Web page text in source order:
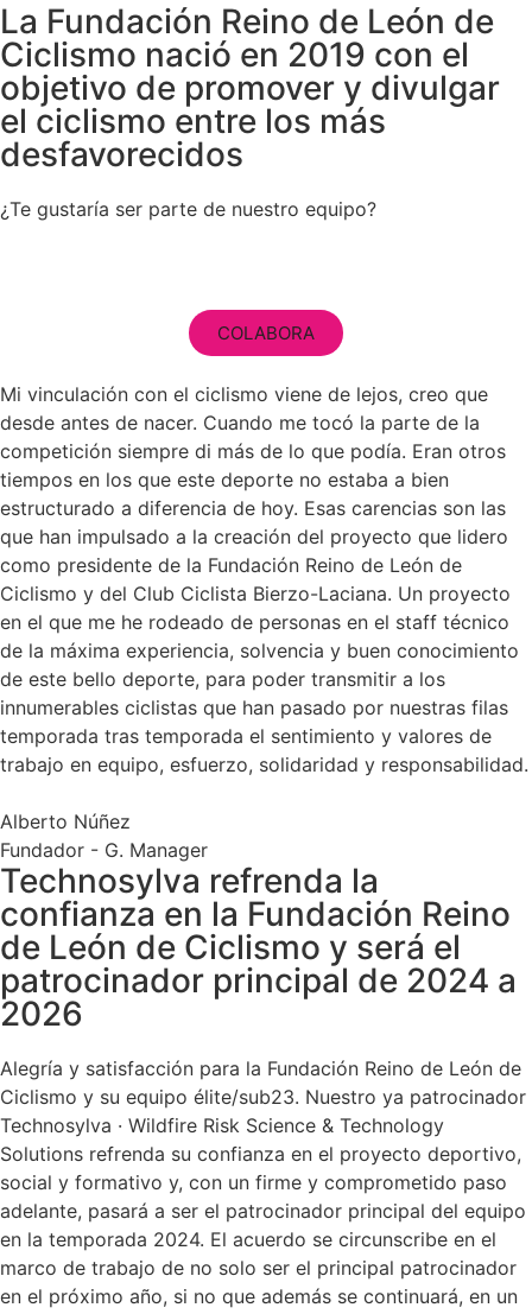
La Fundación Reino de León de
Ciclismo nació en 2019 con el
objetivo de promover y divulgar
el ciclismo entre los más
desfavorecidos
¿Te gustaría ser parte de nuestro equipo?
COLABORA
Mi vinculación con el ciclismo viene de lejos, creo que
desde antes de nacer. Cuando me tocó la parte de la
competición siempre di más de lo que podía. Eran otros
tiempos en los que este deporte no estaba a bien
estructurado a diferencia de hoy. Esas carencias son las
que han impulsado a la creación del proyecto que lidero
como presidente de la Fundación Reino de León de
Ciclismo y del Club Ciclista Bierzo-Laciana. Un proyecto
en el que me he rodeado de personas en el staff técnico
de la máxima experiencia, solvencia y buen conocimiento
de este bello deporte, para poder transmitir a los
innumerables ciclistas que han pasado por nuestras filas
temporada tras temporada el sentimiento y valores de
trabajo en equipo, esfuerzo, solidaridad y responsabilidad.
Alberto Núñez
Fundador - G. Manager
Technosylva refrenda la
confianza en la Fundación Reino
de León de Ciclismo y será el
patrocinador principal de 2024 a
2026
Alegría y satisfacción para la Fundación Reino de León de
Ciclismo y su equipo élite/sub23. Nuestro ya patrocinador
Technosylva · Wildfire Risk Science & Technology
Solutions refrenda su confianza en el proyecto deportivo,
social y formativo y, con un firme y comprometido paso
adelante, pasará a ser el patrocinador principal del equipo
en la temporada 2024. El acuerdo se circunscribe en el
marco de trabajo de no solo ser el principal patrocinador
en el próximo año, si no que además se continuará, en un